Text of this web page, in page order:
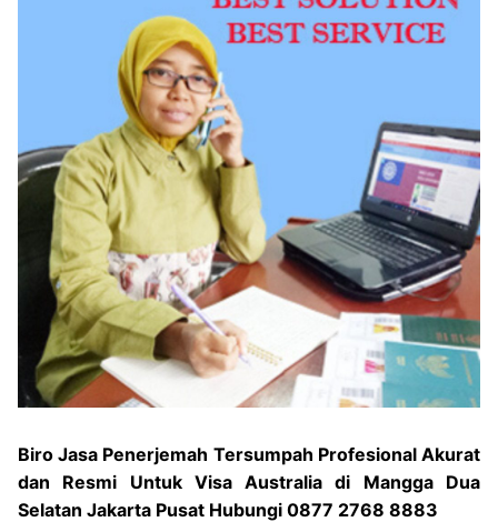
Biro Jasa Penerjemah Tersumpah Profesional Akurat
dan Resmi Untuk Visa Australia di Mangga Dua
Selatan Jakarta Pusat Hubungi 0877 2768 8883